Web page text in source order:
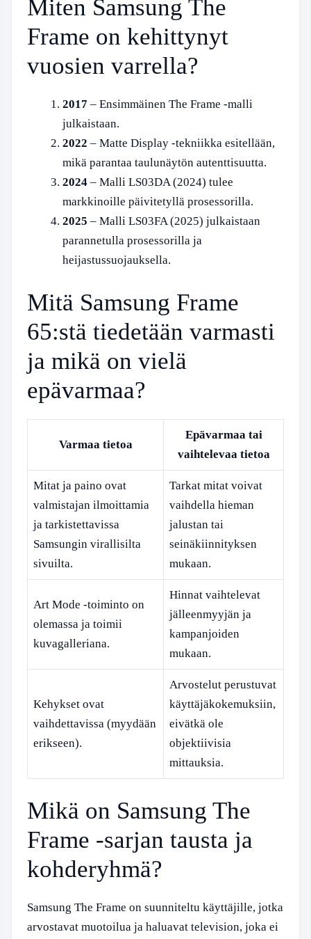
Miten Samsung The
Frame on kehittynyt
vuosien varrella?
2017 – Ensimmäinen The Frame -malli
julkaistaan.
2022 – Matte Display -tekniikka esitellään,
mikä parantaa taulunäytön autenttisuutta.
2024 – Malli LS03DA (2024) tulee
markkinoille päivitetyllä prosessorilla.
2025 – Malli LS03FA (2025) julkaistaan
parannetulla prosessorilla ja
heijastussuojauksella.
Mitä Samsung Frame
65:stä tiedetään varmasti
ja mikä on vielä
epävarmaa?
Varmaa tietoa
Epävarmaa tai
vaihtelevaa tietoa
Mitat ja paino ovat
valmistajan ilmoittamia
ja tarkistettavissa
Samsungin virallisilta
sivuilta.
Tarkat mitat voivat
vaihdella hieman
jalustan tai
seinäkiinnityksen
mukaan.
Art Mode -toiminto on
olemassa ja toimii
kuvagalleriana.
Hinnat vaihtelevat
jälleenmyyjän ja
kampanjoiden
mukaan.
Kehykset ovat
vaihdettavissa (myydään
erikseen).
Arvostelut perustuvat
käyttäjäkokemuksiin,
eivätkä ole
objektiivisia
mittauksia.
Mikä on Samsung The
Frame -sarjan tausta ja
kohderyhmä?
Samsung The Frame on suunniteltu käyttäjille, jotka
arvostavat muotoilua ja haluavat television, joka ei